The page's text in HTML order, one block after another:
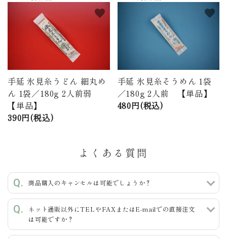
手延 氷見糸うどん 細丸め
ん 1袋／180g 2人前弱
【単品】
390円(税込)
favorite
手延 氷見糸そうめん 1袋
／180g 2人前 【単品】
480円(税込)
favorite
よくある質問
商品購入のキャンセルは可能でしょうか？
ネット通販以外にTELやFAXまたはE-mailでの直接注文
は可能ですか？